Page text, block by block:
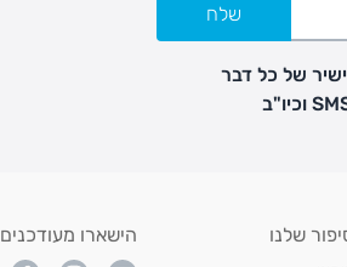
שלח
של כל דבר
שלנו הישארו מעודכנים